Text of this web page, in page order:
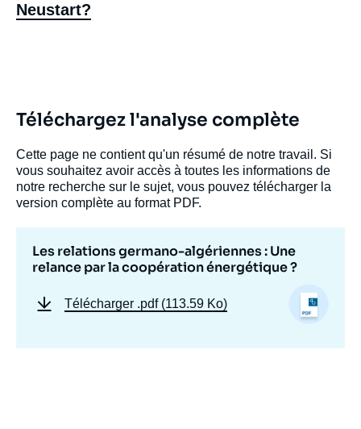
Neustart?
Téléchargez l'analyse complète
Cette page ne contient qu'un résumé de notre travail. Si
vous souhaitez avoir accès à toutes les informations de
notre recherche sur le sujet, vous pouvez télécharger la
version complète au format PDF.
Les relations germano-algériennes : Une
relance par la coopération énergétique ?
Télécharger .pdf (113.59 Ko)